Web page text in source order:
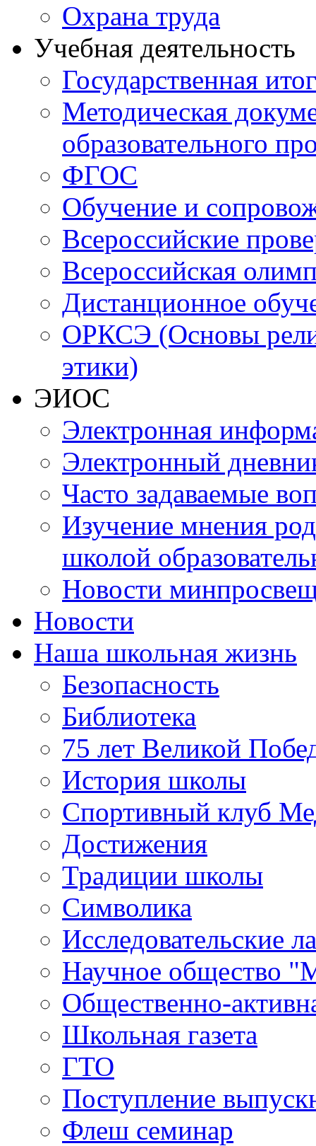
Охрана труда
Учебная деятельность
Государственная
Методическая
образовательного
ФГОС
Обучение и
Всероссийские
Всероссийская
Дистанционное
ОРКСЭ (Основы
этики)
ЭИОС
Электронная
Электронный
Часто задаваемые
Изучение мнения
школой
Новости
Новости
Наша школьная жизнь
Безопасность
Библиотека
75 лет Великой
История школы
Спортивный клуб
Достижения
Традиции школы
Символика
Исследовательские
Научное общество
Общественно-
Школьная газета
ГТО
Поступление
Флеш семинар